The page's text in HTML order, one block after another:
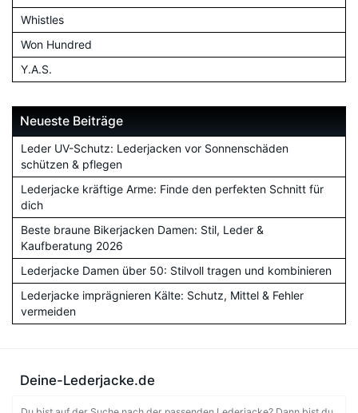
Whistles
Won Hundred
Y.A.S.
Neueste Beiträge
Leder UV-Schutz: Lederjacken vor Sonnenschäden
schützen & pflegen
Lederjacke kräftige Arme: Finde den perfekten Schnitt für
dich
Beste braune Bikerjacken Damen: Stil, Leder &
Kaufberatung 2026
Lederjacke Damen über 50: Stilvoll tragen und kombinieren
Lederjacke imprägnieren Kälte: Schutz, Mittel & Fehler
vermeiden
Deine-Lederjacke.de